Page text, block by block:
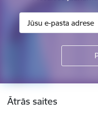
Kājene
Ātrās saites